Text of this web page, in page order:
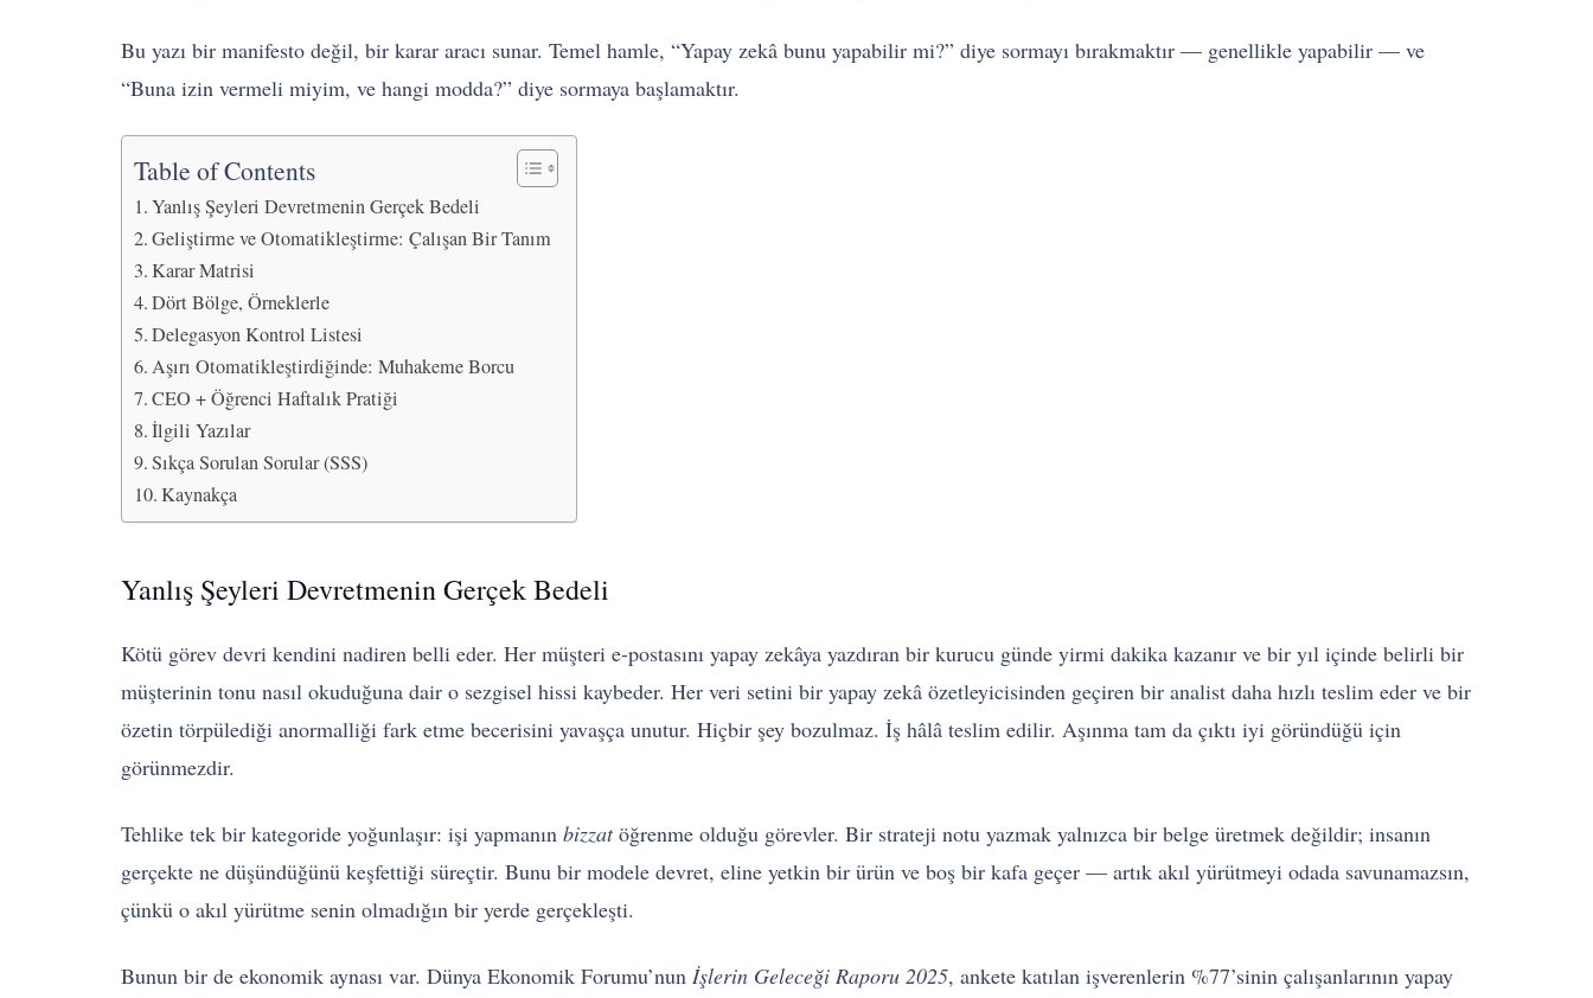
Bu yazı bir manifesto değil, bir karar aracı sunar. Temel hamle, “Yapay zekâ bunu yapabilir mi?” diye sormayı bırakmaktır — genellikle yapabilir — ve
“Buna izin vermeli miyim, ve hangi modda?” diye sormaya başlamaktır.
Table of Contents
Yanlış Şeyleri Devretmenin Gerçek Bedeli
Geliştirme ve Otomatikleştirme: Çalışan Bir Tanım
Karar Matrisi
Dört Bölge, Örneklerle
Delegasyon Kontrol Listesi
Aşırı Otomatikleştirdiğinde: Muhakeme Borcu
CEO + Öğrenci Haftalık Pratiği
İlgili Yazılar
Sıkça Sorulan Sorular (SSS)
Kaynakça
Yanlış Şeyleri Devretmenin Gerçek Bedeli
Kötü görev devri kendini nadiren belli eder. Her müşteri e-postasını yapay zekâya yazdıran bir kurucu günde yirmi dakika kazanır ve bir yıl içinde belirli bir
müşterinin tonu nasıl okuduğuna dair o sezgisel hissi kaybeder. Her veri setini bir yapay zekâ özetleyicisinden geçiren bir analist daha hızlı teslim eder ve bir
özetin törpülediği anormalliği fark etme becerisini yavaşça unutur. Hiçbir şey bozulmaz. İş hâlâ teslim edilir. Aşınma tam da çıktı iyi göründüğü için
görünmezdir.
Tehlike tek bir kategoride yoğunlaşır: işi yapmanın bizzatöğrenme olduğu görevler. Bir strateji notu yazmak yalnızca bir belge üretmek değildir; insanın
gerçekte ne düşündüğünü keşfettiği süreçtir. Bunu bir modele devret, eline yetkin bir ürün ve boş bir kafa geçer — artık akıl yürütmeyi odada savunamazsın,
çünkü o akıl yürütme senin olmadığın bir yerde gerçekleşti.
Bunun bir de ekonomik aynası var. Dünya Ekonomik Forumu’nun İşlerin Geleceği Raporu 2025, ankete katılan işverenlerin %77’sinin çalışanlarının yapay